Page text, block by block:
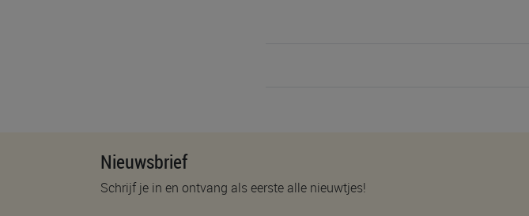
Nieuwsbrief
Schrijf je in en ontvang als eerste alle nieuwtjes!